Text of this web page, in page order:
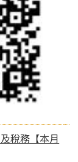
稅務【本月